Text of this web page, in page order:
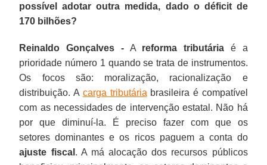
possível adotar outra medida, dado o déficit de
170 bilhões?
Reinaldo Gonçalves -A reforma tributária é a
prioridade número 1 quando se trata de instrumentos.
Os focos são: moralização, racionalização e
distribuição. A carga tributária brasileira é compatível
com as necessidades de intervenção estatal. Não há
por que diminuí-la. É preciso fazer com que os
setores dominantes e os ricos paguem a conta do
ajuste fiscal . A má alocação dos recursos públicos